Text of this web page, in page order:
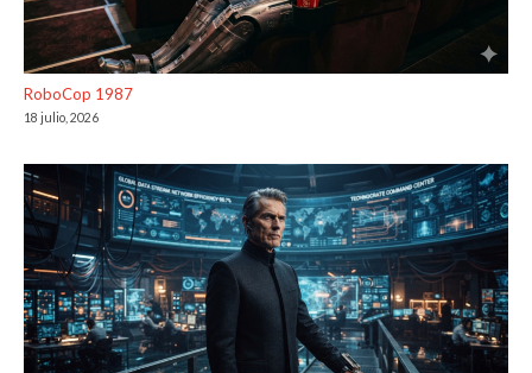
RoboCop 1987
18 julio, 2026